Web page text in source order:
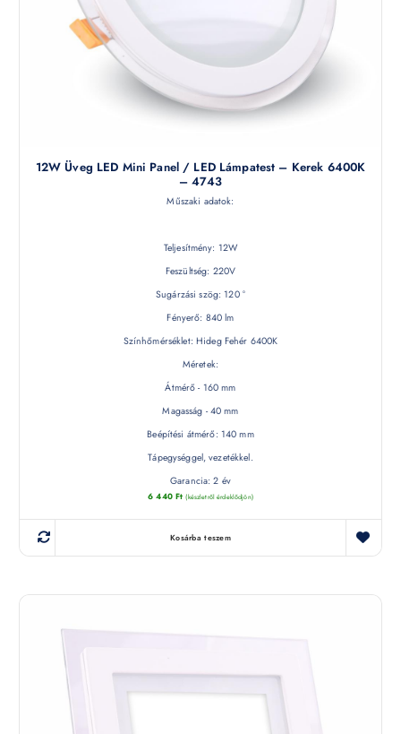
12W Üveg LED Mini Panel / LED Lámpatest – Kerek 6400K
– 4743
Műszaki adatok:
Teljesítmény: 12W
Feszültség: 220V
Sugárzási szög: 120 °
Fényerő: 840 lm
Színhőmérséklet: Hideg Fehér 6400K
Méretek:
Átmérő - 160 mm
Magasság - 40 mm
Beépítési átmérő: 140 mm
Tápegységgel, vezetékkel.
Garancia: 2 év
6 440 Ft (készletről érdeklődjön)
Kosárba teszem